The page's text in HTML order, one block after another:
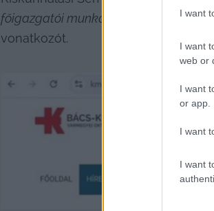
I want
I want
web or
I want
or app.
I want
I want
főigazgatói munkakör egyéb módon
vonatkozót.